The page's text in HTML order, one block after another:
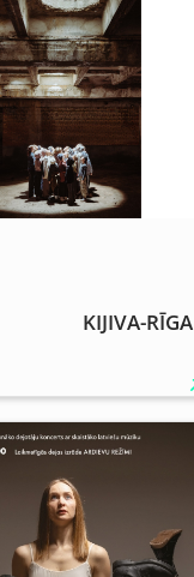
KIJIVA-RĪGA